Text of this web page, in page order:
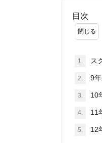
目次
1. ス
2. 9
3. 10
4. 11
5. 12